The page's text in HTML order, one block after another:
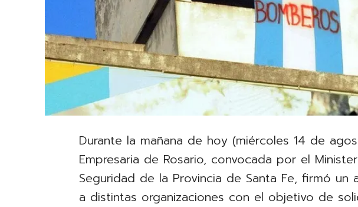
Durante la mañana de hoy (miércoles 14 de
Empresaria de Rosario, convocada por el
Seguridad de la Provincia de Santa Fe, firmó un
a distintas organizaciones con el objetivo de